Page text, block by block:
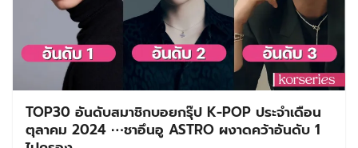
TOP30 อันดับสมาชิกบอยกรุ๊ป K-POP ประจำเดือน
ตุลาคม 2024 ⋯ชาอึนอู ASTRO ผงาดคว้าอันดับ 1